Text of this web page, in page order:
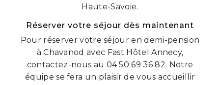
Haute-Savoie.
Réserver votre séjour dès maintenant
Pour réserver votre séjour en demi-pension
à Chavanod avec Fast Hôtel Annecy,
contactez-nous au 04 50 69 36 82. Notre
équipe se fera un plaisir de vous accueillir